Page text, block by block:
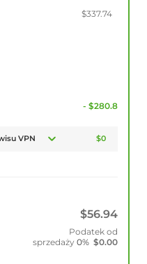
$337.74
- $280.8
VPN $0
$56.94
Podatek od
sprzedaży 0% $0.00